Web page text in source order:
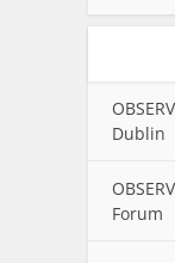
Dublin
Forum